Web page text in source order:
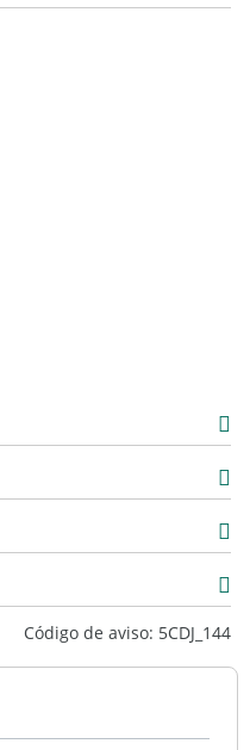
- oportunidad
Código de aviso: 5CDJ_144